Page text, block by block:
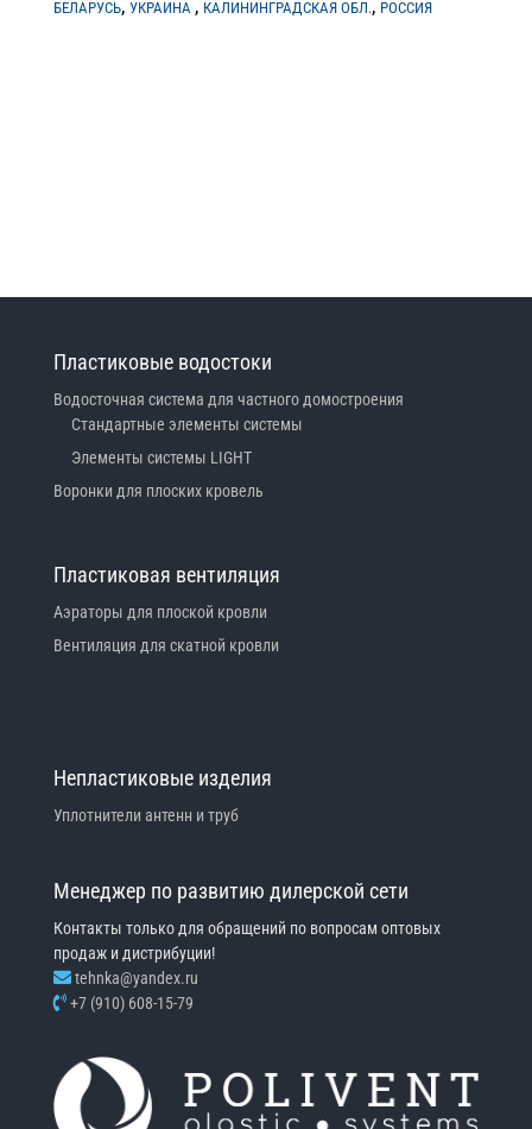
БЕЛАРУСЬ, УКРАИНА , КАЛИНИНГРАДСКАЯ ОБЛ., РОССИЯ
Пластиковые водостоки
Водосточная система для частного домостроения
Стандартные элементы системы
Элементы системы LIGHT
Воронки для плоских кровель
Пластиковая вентиляция
Аэраторы для плоской кровли
Вентиляция для скатной кровли
Непластиковые изделия
Уплотнители антенн и труб
Менеджер по развитию дилерской сети
Контакты только для обращений по вопросам оптовых
продаж и дистрибуции!
tehnka@yandex.ru
+7 (910) 608-15-79